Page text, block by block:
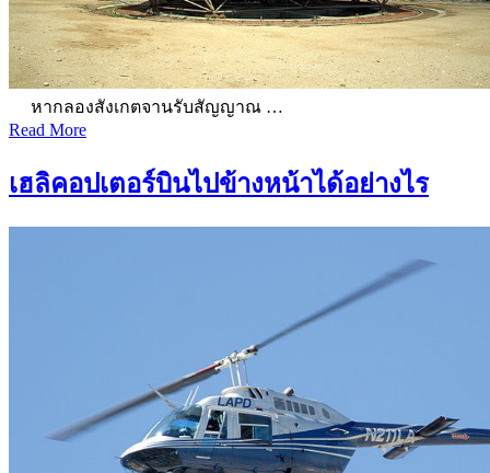
หากลองสังเกตจานรับสัญญาณ …
Read More
เฮลิคอปเตอร์บินไปข้างหน้าได้อย่างไร